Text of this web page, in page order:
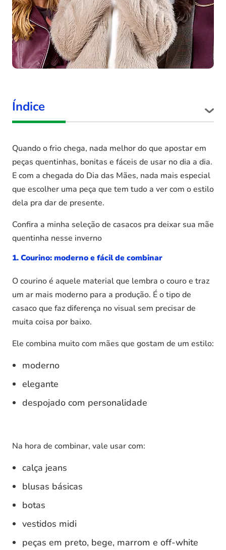
Quando o frio chega, nada melhor do que apostar em
peças quentinhas, bonitas e fáceis de usar no dia a dia.
E com a chegada do Dia das Mães, nada mais especial
que escolher uma peça que tem tudo a ver com o estilo
dela pra dar de presente.
Confira a minha seleção de casacos pra deixar sua mãe
quentinha nesse inverno
1. Courino: moderno e fácil de combinar
O courino é aquele material que lembra o couro e traz
um ar mais moderno para a produção. É o tipo de
casaco que faz diferença no visual sem precisar de
muita coisa por baixo.
Ele combina muito com mães que gostam de um estilo:
moderno
elegante
despojado com personalidade
Na hora de combinar, vale usar com:
calça jeans
blusas básicas
botas
vestidos midi
peças em preto, bege, marrom e off-white
Índice